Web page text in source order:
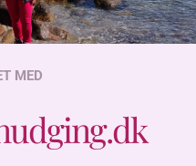
MED